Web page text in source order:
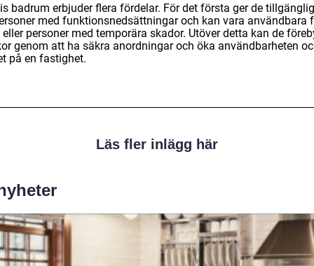
badrum erbjuder flera fördelar. För det första ger de
med funktionsnedsättningar och kan vara användbara
eller personer med temporära skador. Utöver detta kan de
genom att ha säkra anordningar och öka användbarheten
på en fastighet.
Läs fler inlägg här